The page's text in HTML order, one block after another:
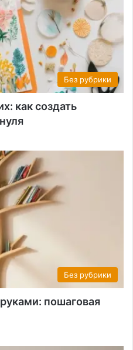
Без рубрики
как создать
Без рубрики
пошаговая